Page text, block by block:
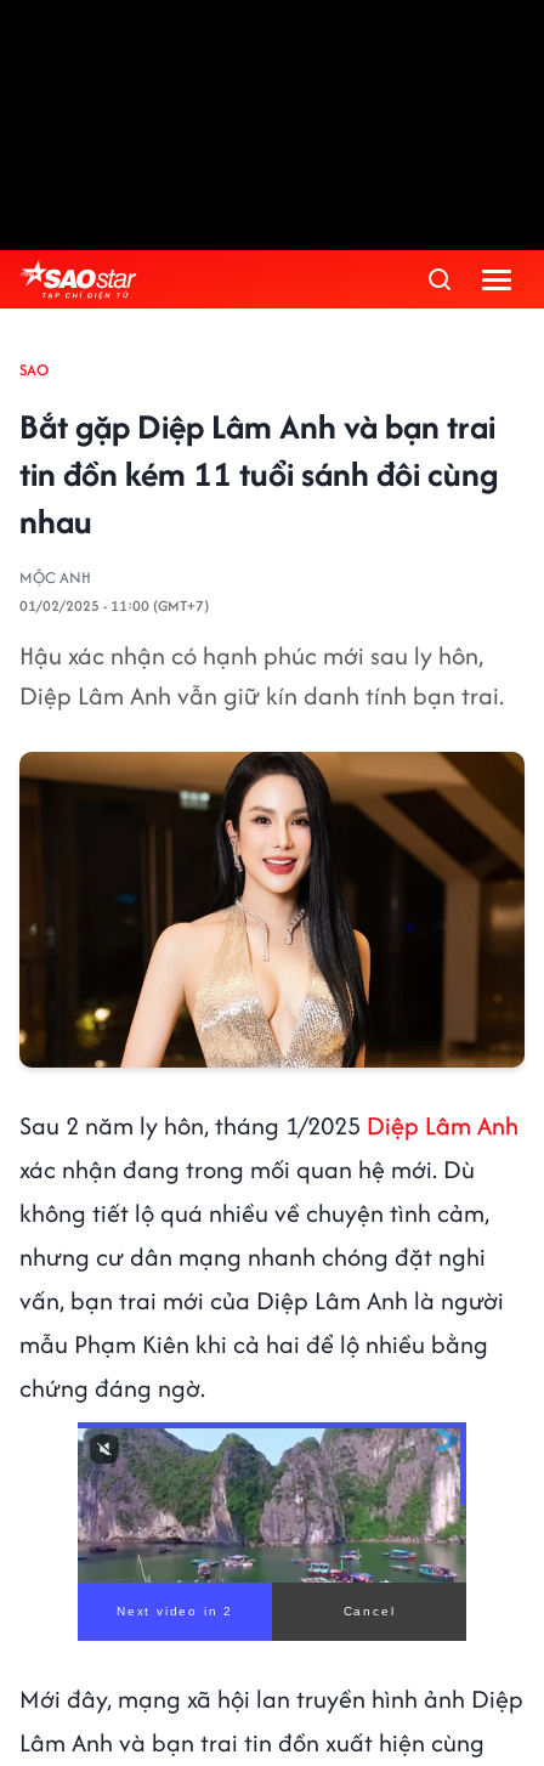
SAO
Bắt gặp Diệp Lâm Anh và bạn trai
tin đồn kém 11 tuổi sánh đôi cùng
nhau
MỘC ANH
01/02/2025 - 11:00 (GMT+7)
Hậu xác nhận có hạnh phúc mới sau ly hôn,
Diệp Lâm Anh vẫn giữ kín danh tính bạn trai.
Sau 2 năm ly hôn, tháng 1/2025 Diệp Lâm Anh
xác nhận đang trong mối quan hệ mới. Dù
không tiết lộ quá nhiều về chuyện tình cảm,
nhưng cư dân mạng nhanh chóng đặt nghi
vấn, bạn trai mới của Diệp Lâm Anh là người
mẫu Phạm Kiên khi cả hai để lộ nhiều bằng
chứng đáng ngờ.
Mới đây, mạng xã hội lan truyền hình ảnh Diệp
Lâm Anh và bạn trai tin đồn xuất hiện cùng